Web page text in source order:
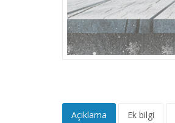
Açıklama Ek bilgi